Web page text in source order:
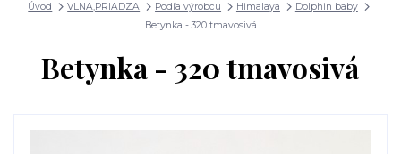
Úvod VLNA,PRIADZA Podľa výrobcu Himalaya
Dolphin baby
Betynka - 320 tmavosivá
Betynka - 320 tmavosivá